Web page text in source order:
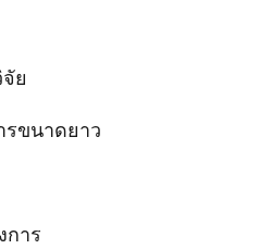
ย
รขนาดยาว
การ